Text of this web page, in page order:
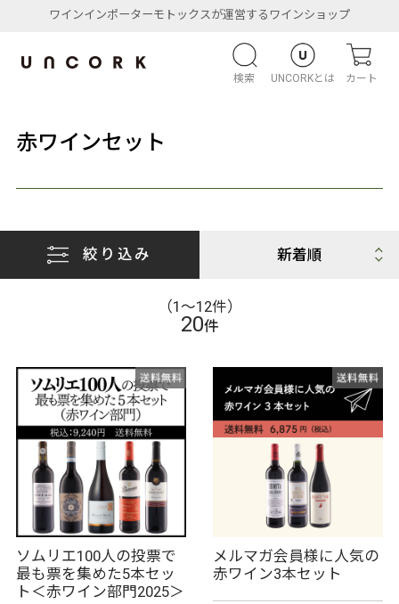
ワインインポーターモトックスが運営するワインショップ
検索 UNCORKとは カート
赤ワインセット
絞り込み
（1〜12件）
20件
ソムリエ100人の投票で
最も票を集めた5本セッ
ト＜赤ワイン部門2025＞
メルマガ会員様に人気の
赤ワイン3本セット